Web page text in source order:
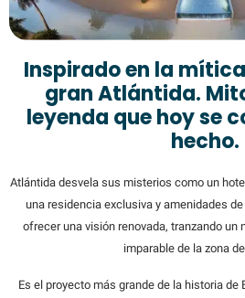
Inspirado en la
gran Atlántida.
leyenda que hoy se
hecho.
Atlántida desvela sus misterios como un
una residencia exclusiva y amenidades
ofrecer una visión renovada, tranzando un
imparable de la zona
Es el proyecto más grande de la historia de